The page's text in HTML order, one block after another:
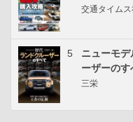
交通タイムス
5
ニューモ
ーザーのす
三栄